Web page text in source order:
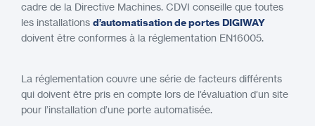
cadre de la Directive Machines. CDVI conseille que toutes
les installations d’automatisation de portes DIGIWAY
doivent être conformes à la réglementation EN16005.
La réglementation couvre une série de facteurs différents
qui doivent être pris en compte lors de l’évaluation d’un site
pour l’installation d’une porte automatisée.